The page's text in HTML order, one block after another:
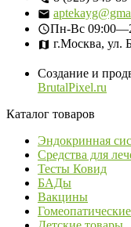
Пн-Вс
г.Москва, ул.
Создание и
BrutalPixel.ru
Каталог товаров
Эндокринная
Средства для
Тесты Ковид
БАДы
Вакцины